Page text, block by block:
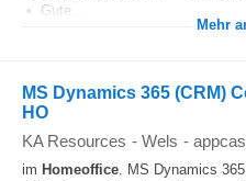
• Gute...
Mehr
MS Dynamics 365 (CRM)
HO
KA Resources - Wels -
im Homeoffice. MS Dynamics